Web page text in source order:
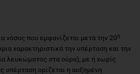
νόσος που εμφανίζεται μετά την 20η
χαρακτηριστικά την υπέρταση και την
λευκώματος στα ούρα), με ή χωρίς
υπέρταση ορίζεται η αυξημένη